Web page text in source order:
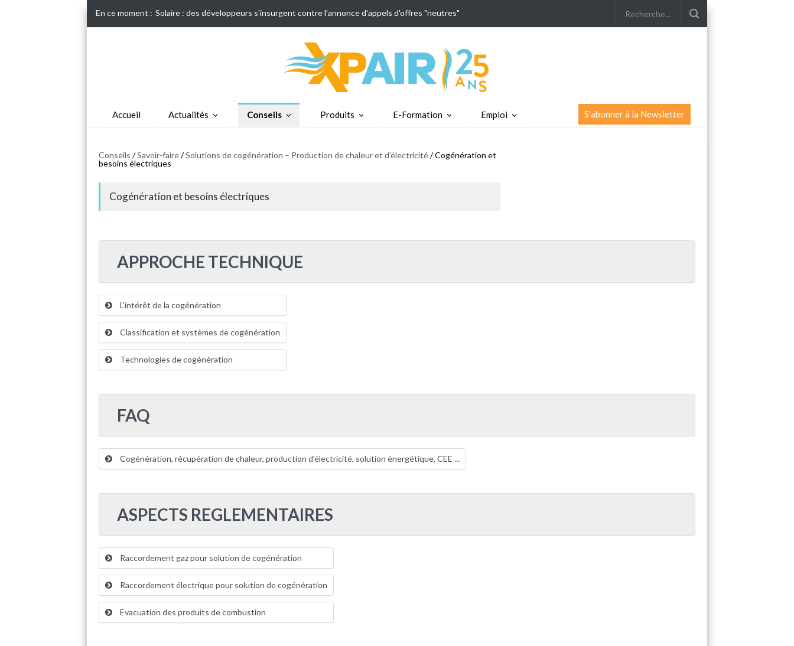
En ce moment : Solaire : des développeurs s'insurgent contre l'annonce d'appels d'offres "neutres"
Accueil Actualités Conseils Produits E-Formation Emploi S'abonner à la Newsletter
Conseils /Savoir-faire/Solutions de cogénération – Production de chaleur et d’électricité/ Cogénération et
besoins électriques
Cogénération et besoins électriques
APPROCHE TECHNIQUE
L’intérêt de la cogénération
Classification et systèmes de cogénération
Technologies de cogénération
FAQ
Cogénération, récupération de chaleur, production d'électricité, solution énergétique, CEE ...
ASPECTS REGLEMENTAIRES
Raccordement gaz pour solution de cogénération
Raccordement électrique pour solution de cogénération
Evacuation des produits de combustion